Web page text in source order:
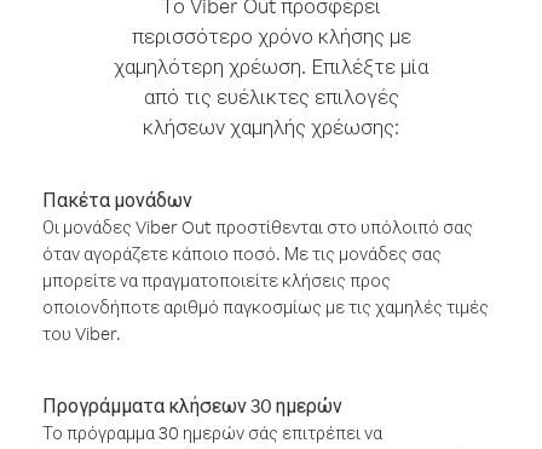
Το Viber Out προσφέρει
περισσότερο χρόνο κλήσης με
χαμηλότερη χρέωση. Επιλέξτε μία
από τις ευέλικτες επιλογές
κλήσεων χαμηλής χρέωσης:
Πακέτα μονάδων
Οι μονάδες Viber Out προστίθενται στο υπόλοιπό σας
όταν αγοράζετε κάποιο ποσό. Με τις μονάδες σας
μπορείτε να πραγματοποιείτε κλήσεις προς
οποιονδήποτε αριθμό παγκοσμίως με τις χαμηλές τιμές
του Viber.
Προγράμματα κλήσεων 30 ημερών
Το πρόγραμμα 30 ημερών σάς επιτρέπει να